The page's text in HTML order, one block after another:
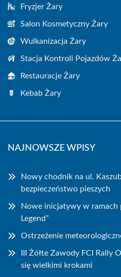
Fryzjer Żary
Salon Kosmetyczny Żary
Wulkanizacja Żary
Stacja Kontroli Pojazdów
Restauracje Żary
Kebab Żary
NAJNOWSZE WPISY
Nowy chodnik na ul.
bezpieczeństwo pieszych
Nowe inicjatywy w ramach
Legend”
Ostrzeżenie
III Żółte Zawody FCI Rally
się wielkimi krokami